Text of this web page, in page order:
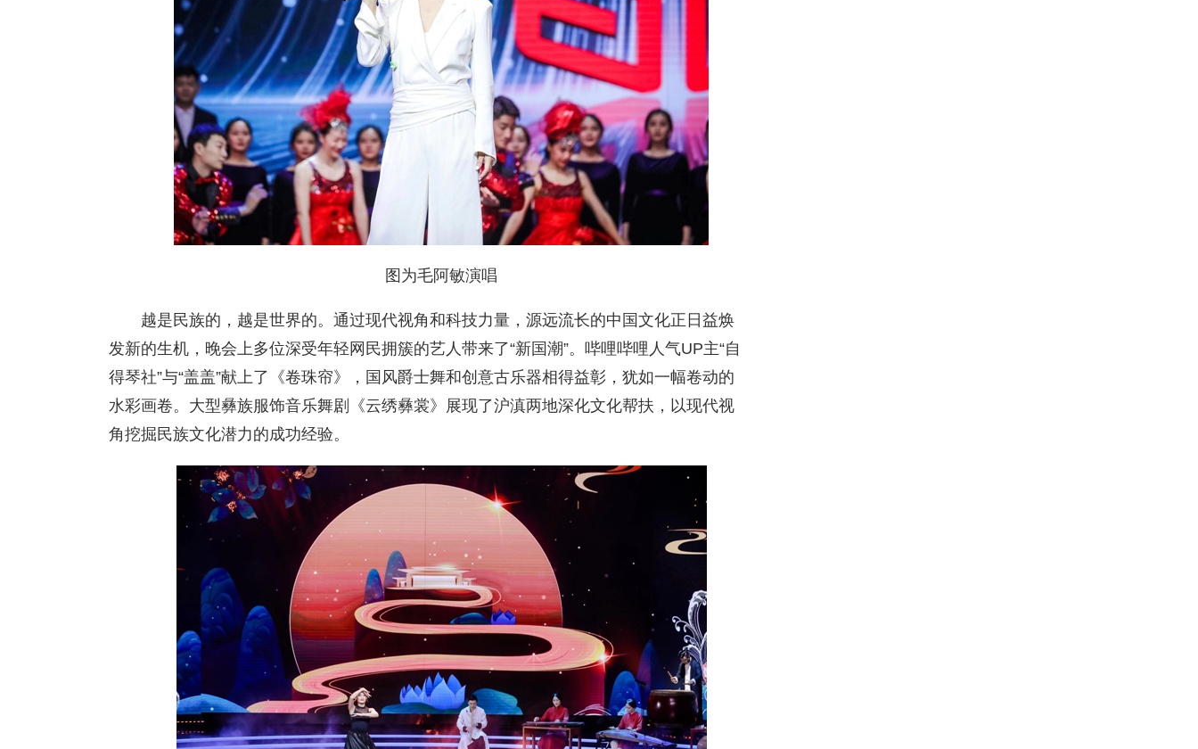
图为毛阿敏演唱
越是民族的，越是世界的。通过现代视角和科技力量，源远流长的中国文化正日益焕
发新的生机，晚会上多位深受年轻网民拥簇的艺人带来了“新国潮”。哔哩哔哩人气UP主“自
得琴社”与“盖盖”献上了《卷珠帘》，国风爵士舞和创意古乐器相得益彰，犹如一幅卷动的
水彩画卷。大型彝族服饰音乐舞剧《云绣彝裳》展现了沪滇两地深化文化帮扶，以现代视
角挖掘民族文化潜力的成功经验。